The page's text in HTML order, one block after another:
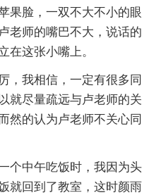
果脸，一双不大不小的眼
老师的嘴巴不大，说话的
在这张小嘴上。
，我相信，一定有很多同
就尽量疏远与卢老师的关
然的认为卢老师不关心同
个中午吃饭时，我因为头
就回到了教室，这时颜雨